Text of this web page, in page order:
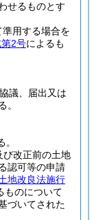
せるものとす
用する場合を
2号によるも
議、届出又は
。
び改正前の土地
認可等の申請
地改良法施行
ものについて
づいてされた